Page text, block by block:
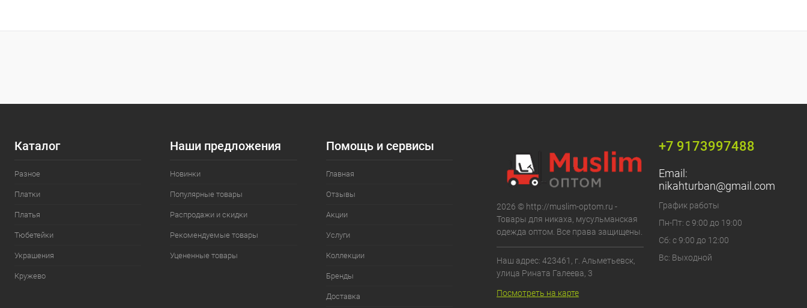
Каталог
Разное
Платки
Платья
Тюбетейки
Украшения
Кружево
Наши предложения
Новинки
Популярные товары
Распродажи и скидки
Рекомендуемые товары
Уцененные товары
Помощь и сервисы
Главная
Отзывы
Акции
Услуги
Коллекции
Бренды
Доставка
2026 © http://muslim-optom.ru -
Товары для никаха, мусульманская
одежда оптом. Все права защищены.
Наш адрес: 423461, г. Альметьевск,
улица Рината Галеева, 3
Посмотреть на карте
+7 9173997488
Email:
nikahturban@gmail.com
График работы
Пн-Пт: с 9:00 до 19:00
Сб: с 9:00 до 12:00
Вс: Выходной